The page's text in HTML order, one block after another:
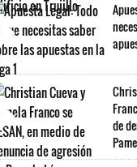
de